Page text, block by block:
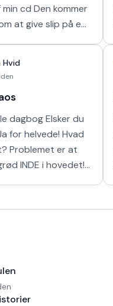
kommer
at give slip på en
Hvid
Elsker du
at
INDE i hovedet!